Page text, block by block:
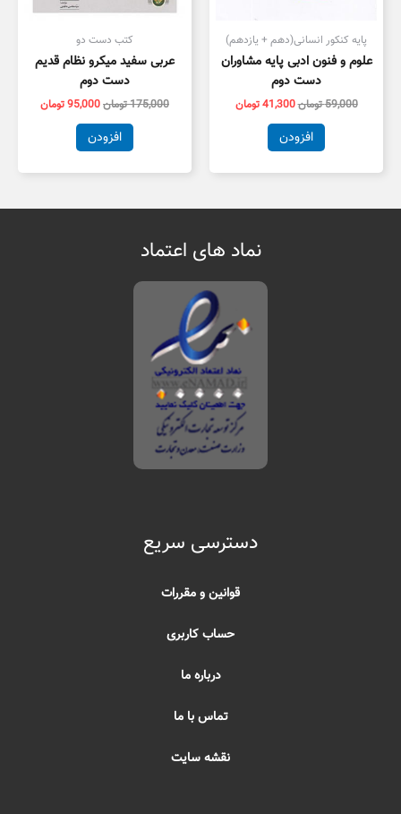
پایه کنکور انسانی(دهم + یازدهم)
علوم و فنون ادبی پایه مشاوران
دست دوم
59,000تومان41,300تومان
افزودن
کتب دست دو
عربی سفید میکرو نظام قدیم
دست دوم
175,000تومان95,000تومان
افزودن
نماد های اعتماد
دسترسی سریع
قوانین و مقررات
حساب کاربری
درباره ما
تماس با ما
نقشه سایت